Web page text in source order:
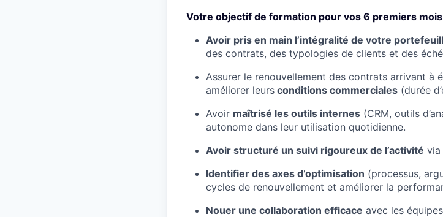
Votre objectif de formation pour vos 6 premiers mois
Avoir pris en main l’intégralité de votre
des contrats, des typologies de clients et des
Assurer le renouvellement des contrats arrivant à
améliorer leurs conditions commerciales (durée
Avoir maîtrisé les outils internes (CRM, outils
autonome dans leur utilisation quotidienne.
Avoir structuré un suivi rigoureux de l’activité via
Identifier des axes d’optimisation (processus,
cycles de renouvellement et améliorer la
Nouer une collaboration efficace avec les